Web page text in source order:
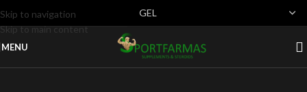
Skip to navigation
Skip to main content
MENU